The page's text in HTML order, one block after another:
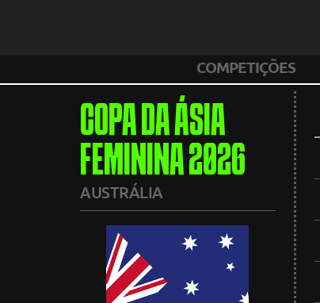
COMPETIÇÕES
COPA DA ÁSIA
FEMININA 2026
AUSTRÁLIA